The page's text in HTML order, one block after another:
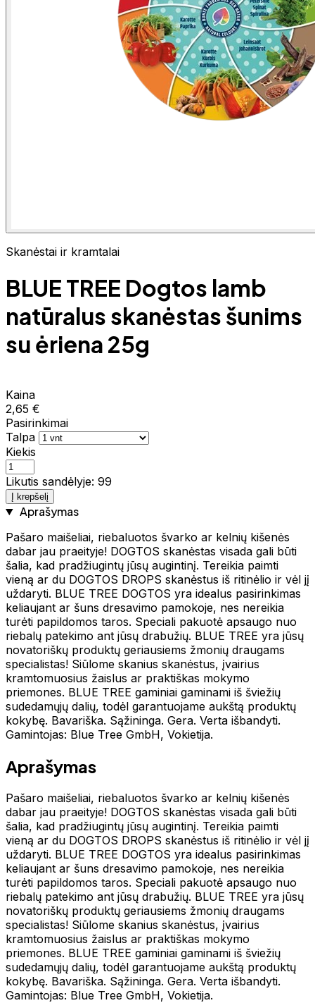
Skanėstai ir kramtalai
BLUE TREE Dogtos lamb
natūralus skanėstas šunims
su ėriena 25g
Kaina
2,65 €
Pasirinkimai
Talpa
Kiekis
Likutis sandėlyje: 99
Į krepšelį
Aprašymas
Pašaro maišeliai, riebaluotos švarko ar kelnių kišenės
dabar jau praeityje! DOGTOS skanėstas visada gali būti
šalia, kad pradžiugintų jūsų augintinį. Tereikia paimti
vieną ar du DOGTOS DROPS skanėstus iš ritinėlio ir vėl jį
uždaryti. BLUE TREE DOGTOS yra idealus pasirinkimas
keliaujant ar šuns dresavimo pamokoje, nes nereikia
turėti papildomos taros. Speciali pakuotė apsaugo nuo
riebalų patekimo ant jūsų drabužių. BLUE TREE yra jūsų
novatoriškų produktų geriausiems žmonių draugams
specialistas! Siūlome skanius skanėstus, įvairius
kramtomuosius žaislus ar praktiškas mokymo
priemones. BLUE TREE gaminiai gaminami iš šviežių
sudedamųjų dalių, todėl garantuojame aukštą produktų
kokybę. Bavariška. Sąžininga. Gera. Verta išbandyti.
Gamintojas: Blue Tree GmbH, Vokietija.
Aprašymas
Pašaro maišeliai, riebaluotos švarko ar kelnių kišenės
dabar jau praeityje! DOGTOS skanėstas visada gali būti
šalia, kad pradžiugintų jūsų augintinį. Tereikia paimti
vieną ar du DOGTOS DROPS skanėstus iš ritinėlio ir vėl jį
uždaryti. BLUE TREE DOGTOS yra idealus pasirinkimas
keliaujant ar šuns dresavimo pamokoje, nes nereikia
turėti papildomos taros. Speciali pakuotė apsaugo nuo
riebalų patekimo ant jūsų drabužių. BLUE TREE yra jūsų
novatoriškų produktų geriausiems žmonių draugams
specialistas! Siūlome skanius skanėstus, įvairius
kramtomuosius žaislus ar praktiškas mokymo
priemones. BLUE TREE gaminiai gaminami iš šviežių
sudedamųjų dalių, todėl garantuojame aukštą produktų
kokybę. Bavariška. Sąžininga. Gera. Verta išbandyti.
Gamintojas: Blue Tree GmbH, Vokietija.